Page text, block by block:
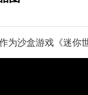
为沙盒游戏《迷你